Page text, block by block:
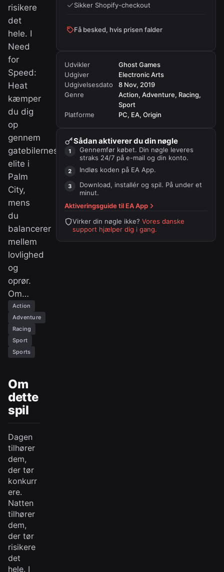
risikere
det
hele. I
Need
for
Speed:
Heat
kæmper
du dig
op
gennem
gatebilernes
elite i
Palm
City,
mens
du
balancerer
mellem
lovlighed
og
oprør.
Om…
Action
Adventure
Racing
Sport
Sports
Sikker Shopify-checkout
Få besked, hvis prisen falder
Udvikler
Ghost Games
Udgiver
Electronic Arts
Udgivelsesdato
8 Nov, 2019
Genre
Action, Adventure, Racing,
Sport
Platforme
PC, EA, Origin
Sådan aktiverer du din nøgle
Gennemfør købet. Din nøgle leveres
straks 24/7 på e-mail og din konto.
Indløs koden på EA App.
Download, installér og spil. På under et
minut.
Aktiveringsguide til EA App
Virker din nøgle ikke? Vores danske
support hjælper dig i gang.
Om
dette
spil
Dagen
tilhører
dem,
der tør
konkurr
ere.
Natten
tilhører
dem,
der tør
risikere
det
hele. I